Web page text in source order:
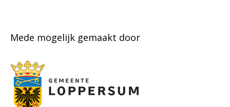
Mede mogelijk gemaakt door